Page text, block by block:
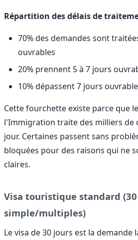
Répartition des délais de
70% des demandes sont
ouvrables
20% prennent 5 à 7 jours
10% dépassent 7 jours
Cette fourchette existe parce que
l'Immigration traite des milliers de
jour. Certaines passent sans
bloquées pour des raisons qui ne
claires.
Visa touristique standard
simple/multiples)
Le visa de 30 jours est la demande